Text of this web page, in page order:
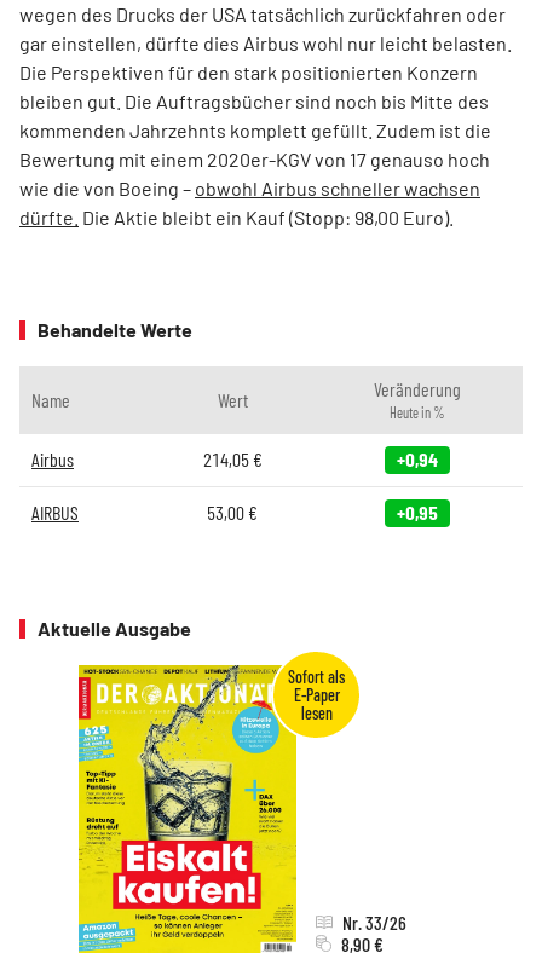
wegen des Drucks der USA tatsächlich zurückfahren oder
gar einstellen, dürfte dies Airbus wohl nur leicht belasten.
Die Perspektiven für den stark positionierten Konzern
bleiben gut. Die Auftragsbücher sind noch bis Mitte des
kommenden Jahrzehnts komplett gefüllt. Zudem ist die
Bewertung mit einem 2020er-KGV von 17 genauso hoch
wie die von Boeing – obwohl Airbus schneller wachsen
dürfte. Die Aktie bleibt ein Kauf (Stopp: 98,00 Euro).
Behandelte Werte
Name Wert Veränderung
Heute in %
Airbus 214,05€ +0,94
AIRBUS 53,00 € +0,95
Aktuelle Ausgabe
Nr. 33/26
8,90 €